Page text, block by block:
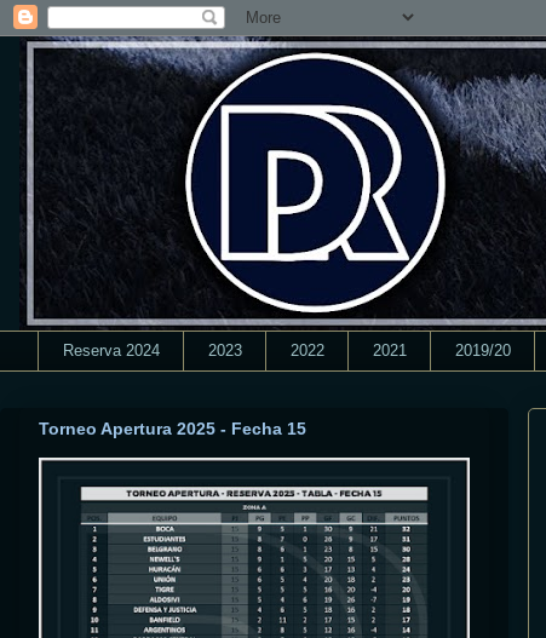
Reserva 2024 2023 2022 2021 2019/20
Torneo Apertura 2025 - Fecha 15